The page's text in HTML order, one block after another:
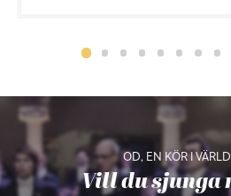
OD, EN KÖR I
Vill du sjunga